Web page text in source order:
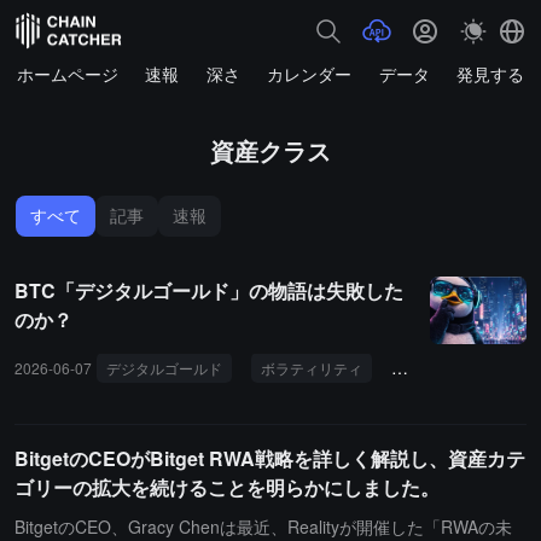
ホームページ 速報 深さ カレンダー データ 発見する
資産クラス
すべて 記事 速報
BTC「デジタルゴールド」の物語は失敗した
のか？
2026-06-07 デジタルゴールド ボラティリティ ETF
BitgetのCEOがBitget RWA戦略を詳しく解説し、資産カテ
ゴリーの拡大を続けることを明らかにしました。
BitgetのCEO、Gracy Chenは最近、Realityが開催した「RWAの未